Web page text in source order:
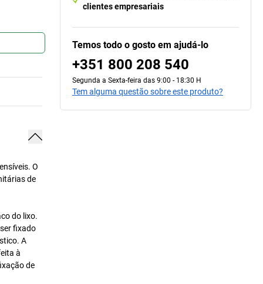
O
de
do lixo.
fixado
A
à
de
clientes empresariais
Temos todo o gosto em ajudá-lo
+351 800 208 540
Segunda a Sexta-feira das 9:00 - 18:30 H
Tem alguma questão sobre este produto?